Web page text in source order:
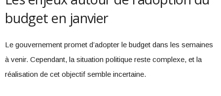
budget en janvier
Le gouvernement promet d’adopter le budget dans les semaines
à venir. Cependant, la situation politique reste complexe, et la
réalisation de cet objectif semble incertaine.